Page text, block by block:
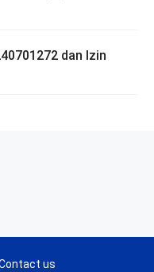
dan Izin
us